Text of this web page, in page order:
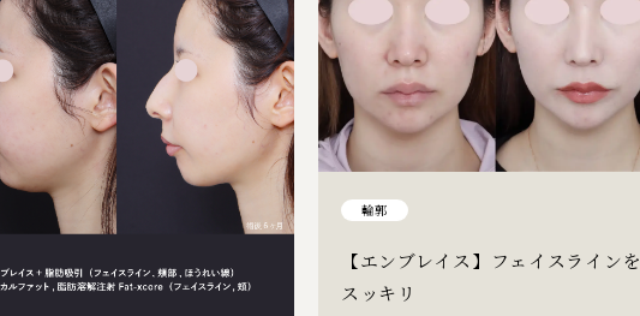
輪郭
【エンブレイス】フェイスラインを
スッキリ